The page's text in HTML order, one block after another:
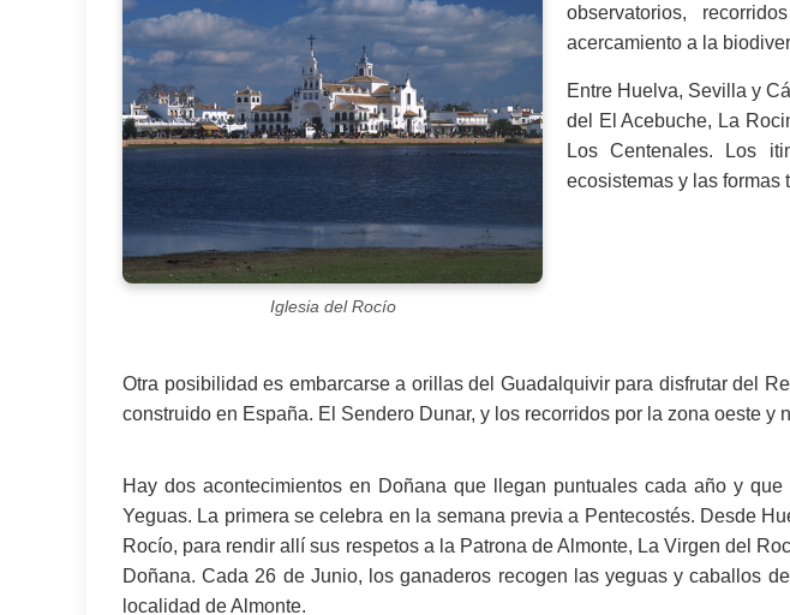
Iglesia del Rocío
observatorios,
acercamiento a la
Entre Huelva, Sevilla y
del El Acebuche, La
Los Centenales. Los
ecosistemas y las formas
Otra posibilidad es embarcarse a orillas del Guadalquivir para disfrutar del
construido en España. El Sendero Dunar, y los recorridos por la zona oeste y
Hay dos acontecimientos en Doñana que llegan puntuales cada año y
Yeguas. La primera se celebra en la semana previa a Pentecostés. Desde
Rocío, para rendir allí sus respetos a la Patrona de Almonte, La Virgen del
Doñana. Cada 26 de Junio, los ganaderos recogen las yeguas y caballos
localidad de Almonte.